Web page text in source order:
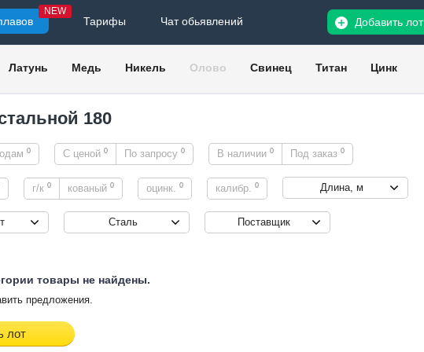
NEW
Тарифы Чат обьявлений Добавить лот
Латунь Медь Никель Олово Свинец Титан Цинк
180
0 С ценой 0 По запросу 0 В наличии 0 Под заказ 0
г/к 0 кованый 0 оцинк. 0 калибр. 0 Длина, м
Сталь Поставщик
товары не найдены.
предложения.
лот